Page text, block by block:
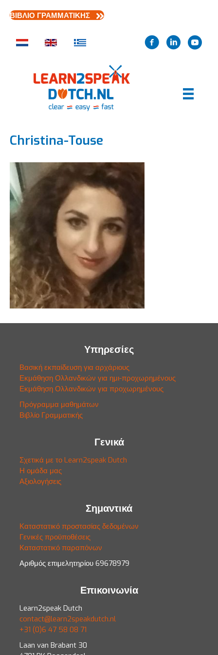
ΒΙΒΛΙΟ ΓΡΑΜΜΑΤΙΚΗΣ
Christina-Touse
Υπηρεσίες
Βασική εκπαίδευση για αρχάριους
Εκμάθηση Ολλανδικών για ημι-προχωρημένους
Εκμάθηση Ολλανδικών για προχωρημένους
Πρόγραμμα μαθημάτων
Βιβλίο Γραμματικής
Γενικά
Σχετικά με το Learn2speak Dutch
Η ομάδα μας
Αξιολογήσεις
Σημαντικά
Καταστατικό προστασίας δεδομένων
Γενικές προϋποθέσεις
Καταστατικό παραπόνων
Αριθμός επιμελητηρίου 69678979
Επικοινωνία
Learn2speak Dutch
contact@learn2speakdutch.nl
+31 (0)6 47 58 08 71
Laan van Brabant 30